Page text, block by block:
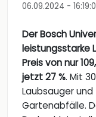
06.09.2024 -
Der Bosch
leistungsstarke
Preis von nur
jetzt 27 %. Mit
Laubsauger
Gartenabfälle.